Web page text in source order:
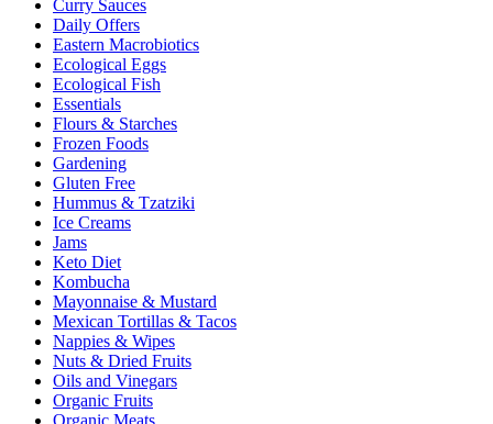
Curry Sauces
Daily Offers
Eastern Macrobiotics
Ecological Eggs
Ecological Fish
Essentials
Flours & Starches
Frozen Foods
Gardening
Gluten Free
Hummus & Tzatziki
Ice Creams
Jams
Keto Diet
Kombucha
Mayonnaise & Mustard
Mexican Tortillas & Tacos
Nappies & Wipes
Nuts & Dried Fruits
Oils and Vinegars
Organic Fruits